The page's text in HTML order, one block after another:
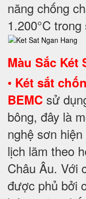
năng chống
1.200°C
Màu Sắc Két
• Két sắt
BEMC sử
bông, đây là
nghệ sơn
lịch lãm theo
Châu Âu. Với
được phủ bởi